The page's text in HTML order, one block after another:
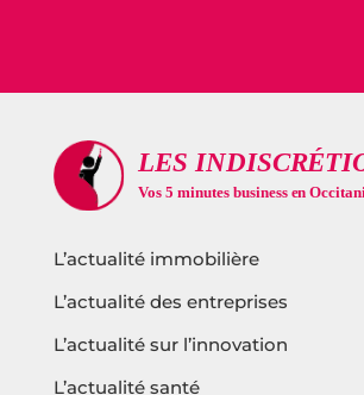
L’actualité immobilière
L’actualité des entreprises
L’actualité sur l’innovation
L’actualité santé